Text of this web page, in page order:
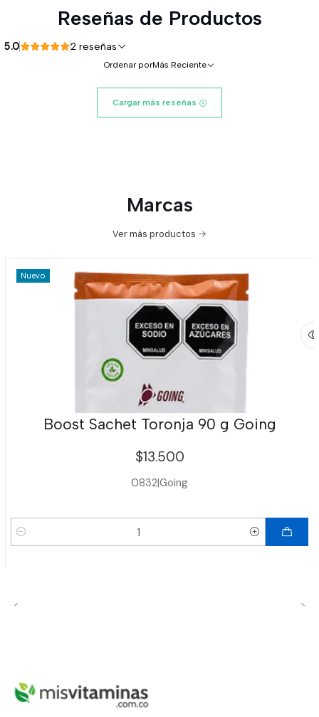
Reseñas de Productos
5.0 2 reseñas
Ordenar porMás Reciente
Cargar más reseñas
Marcas
Ver más productos
Nuevo
Boost Sachet Toronja 90 g Going
$13.500
0832|Going
Cantidad